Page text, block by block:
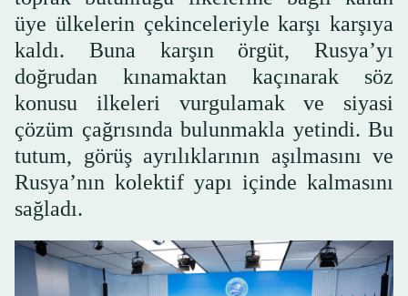
üye ülkelerin çekinceleriyle karşı karşıya
kaldı. Buna karşın örgüt, Rusya’yı
doğrudan kınamaktan kaçınarak söz
konusu ilkeleri vurgulamak ve siyasi
çözüm çağrısında bulunmakla yetindi. Bu
tutum, görüş ayrılıklarının aşılmasını ve
Rusya’nın kolektif yapı içinde kalmasını
sağladı.